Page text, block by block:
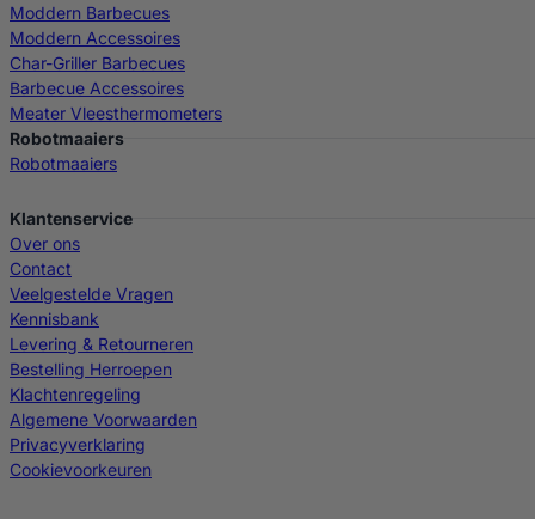
Moddern Barbecues
Moddern Accessoires
Char-Griller Barbecues
Barbecue Accessoires
Meater Vleesthermometers
Robotmaaiers
Robotmaaiers
Klantenservice
Over ons
Contact
Veelgestelde Vragen
Kennisbank
Levering & Retourneren
Bestelling Herroepen
Klachtenregeling
Algemene Voorwaarden
Privacyverklaring
Cookievoorkeuren